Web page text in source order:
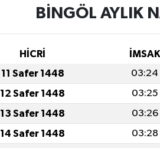
BİNGÖL AYLIK
HİCRİ İMSAK
11 Safer 1448 03:24
12 Safer 1448 03:25
13 Safer 1448 03:26
14 Safer 1448 03:28